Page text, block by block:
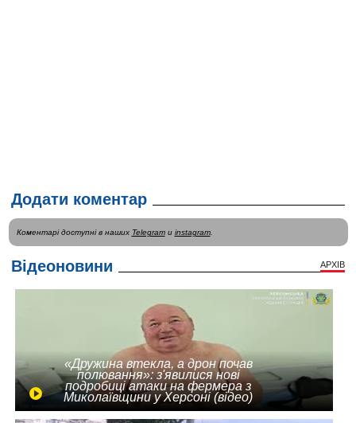
Додати коментар
Коментарі доступні в наших Telegramи instagram.
Відеоновини АРХІВ
«Дружина втекла, а дрон почав
полювання»: з'явилися нові
подробиці атаки на фермера з
Миколаївщини у Херсоні (відео)